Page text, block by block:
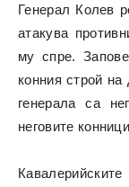
Генерал Колев
атакува
му спре.
конния строй
генерала са
неговите